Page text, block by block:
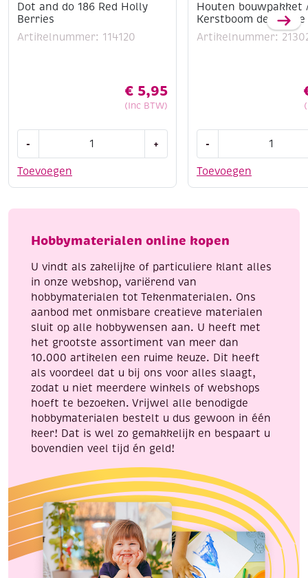
Dot and do 186 Red Holly
Berries
Artikelnummer: 114120
€ 5,95
(Inc BTW)
Toevoegen
-
do
Holly
aantal
+
Houten bouwpakket
Kerstboom decoratie
Artikelnummer:
Toevoegen
-
/
2
Hobbymaterialen online kopen
U vindt als zakelijke of particuliere klant alles
in onze webshop, variërend van
hobbymaterialen tot Tekenmaterialen. Ons
aanbod met onmisbare creatieve materialen
sluit op alle hobbywensen aan. U heeft met
het grootste assortiment van meer dan
10.000 artikelen een ruime keuze. Dit heeft
als voordeel dat u bij ons voor alles slaagt,
zodat u niet meerdere winkels of webshops
hoeft te bezoeken. Vrijwel alle benodigde
hobbymaterialen bestelt u dus gewoon in één
keer! Dat is wel zo gemakkelijk en bespaart u
bovendien veel tijd én geld!